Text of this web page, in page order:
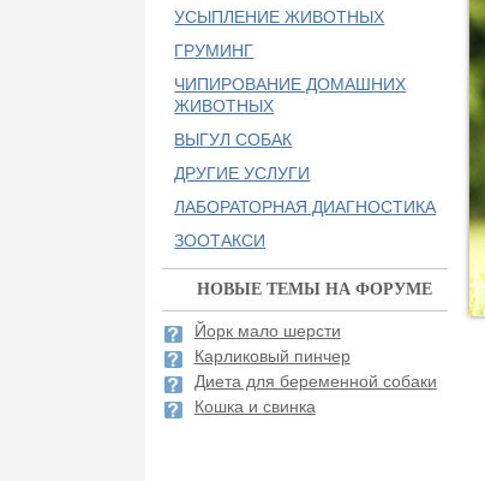
УСЫПЛЕНИЕ ЖИВОТНЫХ
ГРУМИНГ
ЧИПИРОВАНИЕ ДОМАШНИХ
ЖИВОТНЫХ
ВЫГУЛ СОБАК
ДРУГИЕ УСЛУГИ
ЛАБОРАТОРНАЯ ДИАГНОСТИКА
ЗООТАКСИ
НОВЫЕ ТЕМЫ НА ФОРУМЕ
Йорк мало шерсти
Карликовый пинчер
Диета для беременной собаки
Кошка и свинка